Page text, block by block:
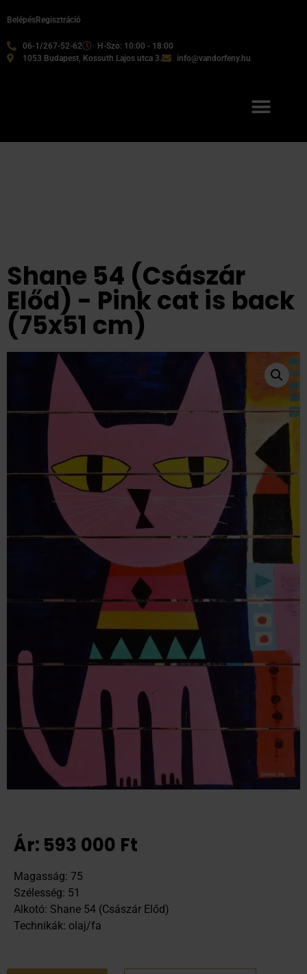
06-1/267-52-62
H-Szo: 10:00 - 18:00
1053 Budapest, Kossuth Lajos utca 3.
info@vandorfeny.hu
BelépésRegisztráció
Shane 54 (Császár
Előd) - Pink cat is back
(75x51 cm)
Ár: 593 000 Ft
Magasság: 75
Szélesség: 51
Alkotó: Shane 54 (Császár Előd)
Technikák: olaj/fa